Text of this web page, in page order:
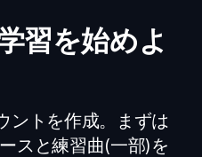
習を始めよ
ントを作成。まずは
スと練習曲(一部)を